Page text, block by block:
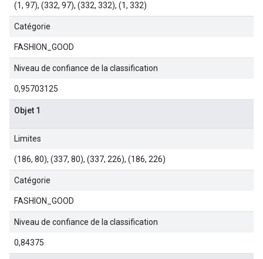
(1, 97), (332, 97), (332, 332), (1, 332)
Catégorie
FASHION_GOOD
Niveau de confiance de la classification
0,95703125
Objet 1
Limites
(186, 80), (337, 80), (337, 226), (186, 226)
Catégorie
FASHION_GOOD
Niveau de confiance de la classification
0,84375